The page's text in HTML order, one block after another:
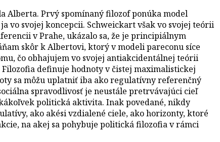
Alberta. Prvý spomínaný filozof ponúka model
vo svojej koncepcii. Schweickart však vo svojej teórii
v Prahe, ukázalo sa, že je principiálnym
skôr k Albertovi, ktorý v modeli pareconu síce
čo obhajujem vo svojej antiakcidentálnej teórii
definuje hodnoty v čistej maximalistickej
sa môžu uplatniť iba ako regulatívny referenčný
spravodlivosť je neustále pretrvávajúci cieľ
politická aktivita. Inak povedané, nikdy
ako akési vzdialené ciele, ako horizonty, ktoré
na akej sa pohybuje politická filozofia v rámci